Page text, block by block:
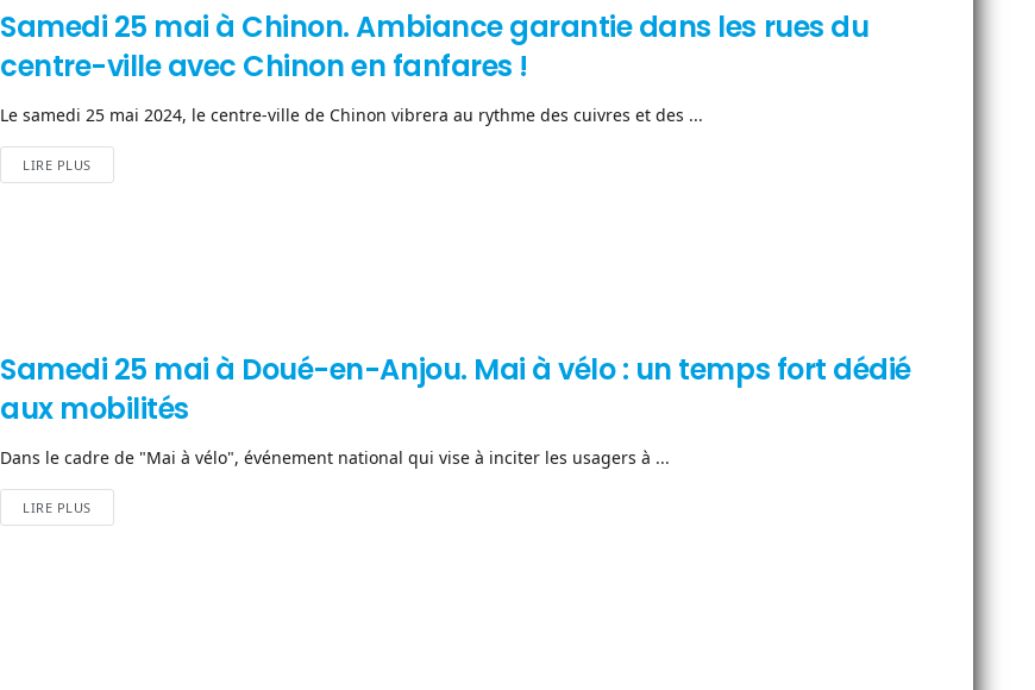
Samedi 25 mai à Chinon. Ambiance garantie dans les rues du
centre-ville avec Chinon en fanfares !
Le samedi 25 mai 2024, le centre-ville de Chinon vibrera au rythme des cuivres et des ...
LIRE PLUS
Samedi 25 mai à Doué-en-Anjou. Mai à vélo : un temps fort dédié
aux mobilités
Dans le cadre de "Mai à vélo", événement national qui vise à inciter les usagers à ...
LIRE PLUS